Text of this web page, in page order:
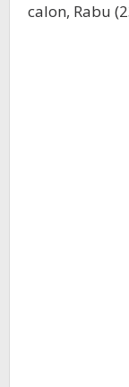
calon, Rabu